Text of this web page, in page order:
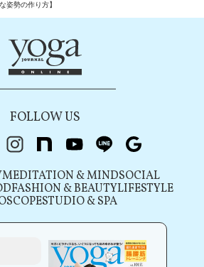
姿勢の作り方】
FOLLOW US
X（旧Twitter）
instagram
note youtubeline
MEDITATION & MINDSOCIAL
FASHION & BEAUTYLIFESTYLE
STUDIO & SPA